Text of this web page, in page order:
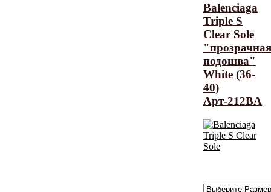
Balenciaga
Triple S
Clear Sole
"прозрачная
подошва"
White (36-
40)
Арт-212BA